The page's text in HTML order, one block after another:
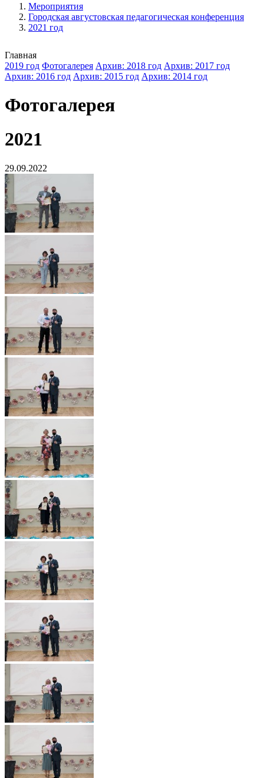
Мероприятия
Городская августовская педагогическая конференция
2021 год
Главная
2019 год Фотогалерея Архив: 2018 год Архив: 2017 год
Архив: 2016 год Архив: 2015 год Архив: 2014 год
Фотогалерея
2021
29.09.2022